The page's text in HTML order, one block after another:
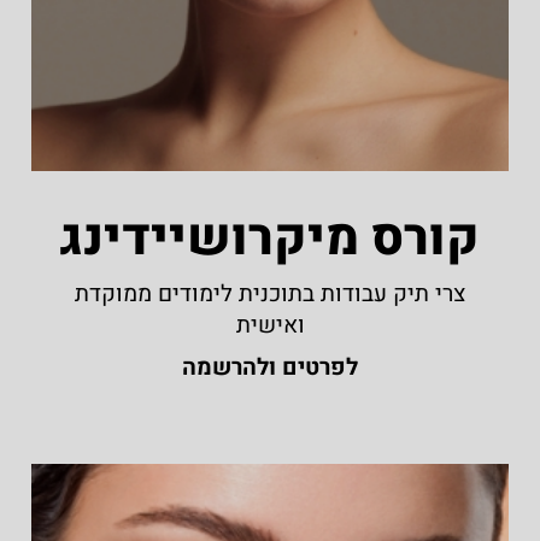
קורס מיקרושיידינג
צרי תיק עבודות בתוכנית לימודים ממוקדת
ואישית
לפרטים ולהרשמה